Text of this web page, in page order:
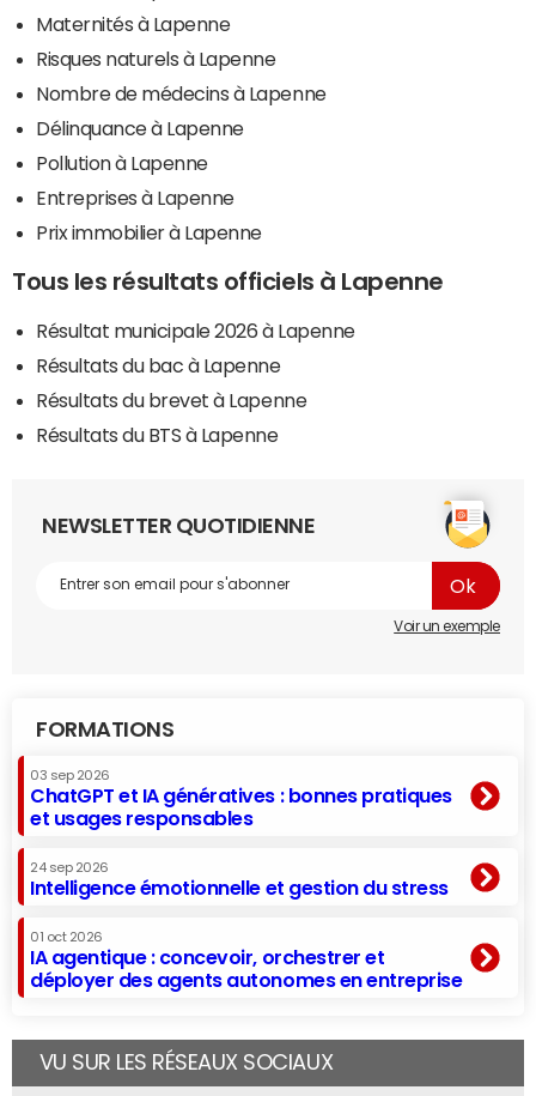
Maternités à Lapenne
Risques naturels à Lapenne
Nombre de médecins à Lapenne
Délinquance à Lapenne
Pollution à Lapenne
Entreprises à Lapenne
Prix immobilier à Lapenne
Tous les résultats officiels à Lapenne
Résultat municipale 2026 à Lapenne
Résultats du bac à Lapenne
Résultats du brevet à Lapenne
Résultats du BTS à Lapenne
NEWSLETTER QUOTIDIENNE
Voir un exemple
FORMATIONS
03 sep 2026
ChatGPT et IA génératives : bonnes pratiques
et usages responsables
24 sep 2026
Intelligence émotionnelle et gestion du stress
01 oct 2026
IA agentique : concevoir, orchestrer et
déployer des agents autonomes en entreprise
VU SUR LES RÉSEAUX SOCIAUX